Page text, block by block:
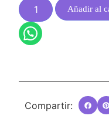
Añadir al
Compartir: